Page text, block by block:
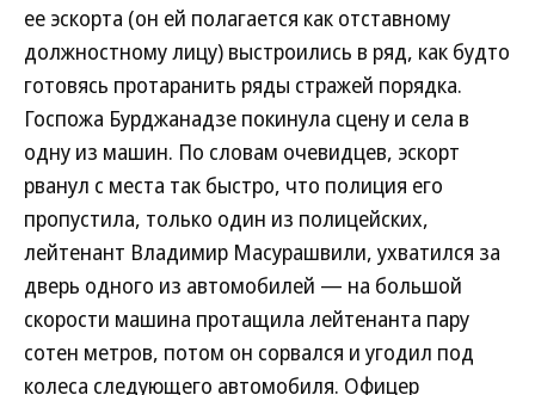
ее эскорта (он ей полагается как отставному
должностному лицу) выстроились в ряд, как будто
готовясь протаранить ряды стражей порядка.
Госпожа Бурджанадзе покинула сцену и села в
одну из машин. По словам очевидцев, эскорт
рванул с места так быстро, что полиция его
пропустила, только один из полицейских,
лейтенант Владимир Масурашвили, ухватился за
дверь одного из автомобилей — на большой
скорости машина протащила лейтенанта пару
сотен метров, потом он сорвался и угодил под
колеса следующего автомобиля. Офицер